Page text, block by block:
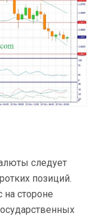
следует
позиций.
стороне